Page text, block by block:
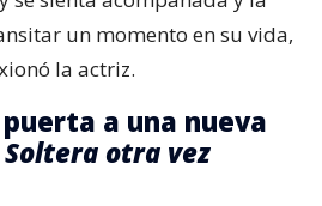
un momento en su vida,
la actriz.
a una nueva
Soltera otra vez